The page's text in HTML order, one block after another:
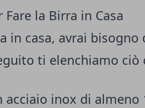
Fare la Birra in Casa
in casa, avrai
ti elenchiamo ciò
acciaio inox di almeno